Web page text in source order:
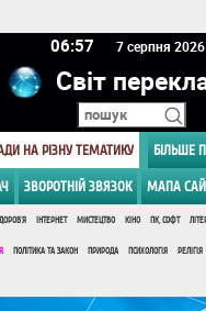
06 57 7 серпня 2026
Світ
НА РІЗНУ ТЕМАТИКУ БІЛЬШЕ
ЗВОРОТНІЙ ЗВЯЗОК МАПА
ІНТЕРНЕТ МИСТЕЦТВО КІНО ПК, СОФТ
ПОЛІТИКА ТА ЗАКОН ПРИРОДА ПСИХОЛОГІЯ РЕЛІГІЯ